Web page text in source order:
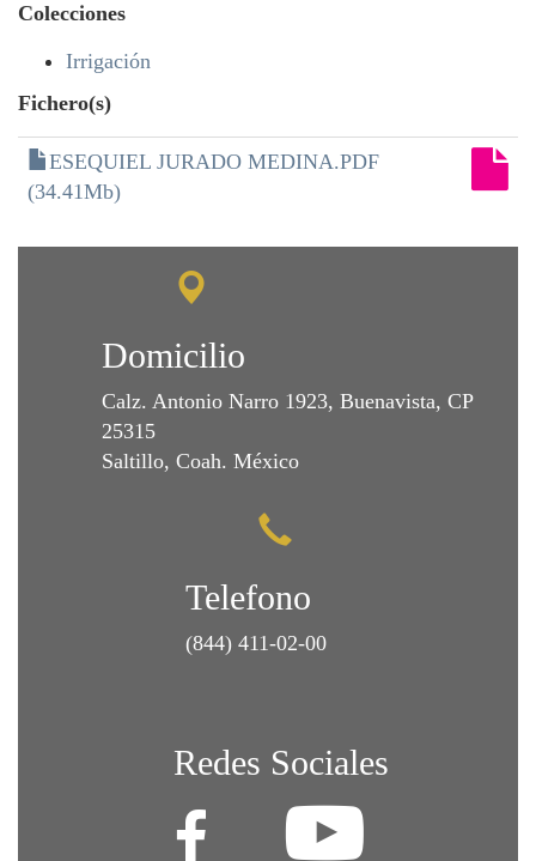
Colecciones
Irrigación
Fichero(s)
ESEQUIEL JURADO MEDINA.PDF
(34.41Mb)
Domicilio
Calz. Antonio Narro 1923, Buenavista, CP
25315
Saltillo, Coah. México
Telefono
(844) 411-02-00
Redes Sociales